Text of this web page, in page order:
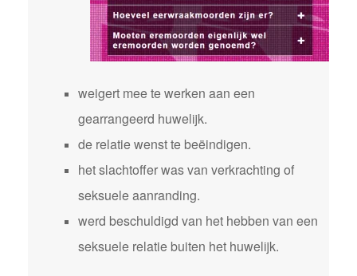
weigert mee te werken aan een
gearrangeerd huwelijk.
de relatie wenst te beëindigen.
het slachtoffer was van verkrachting of
seksuele aanranding.
werd beschuldigd van het hebben van een
seksuele relatie buiten het huwelijk.